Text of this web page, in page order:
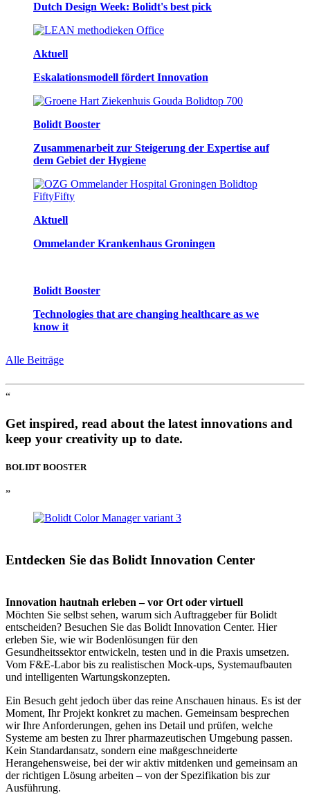
Dutch Design Week: Bolidt's best pick
Aktuell
Eskalationsmodell fördert Innovation
Bolidt Booster
Zusammenarbeit zur Steigerung der Expertise auf
dem Gebiet der Hygiene
Aktuell
Ommelander Krankenhaus Groningen
Bolidt Booster
Technologies that are changing healthcare as we
know it
Alle Beiträge
“
Get inspired, read about the latest innovations and
keep your creativity up to date.
BOLIDT BOOSTER
”
Entdecken Sie das Bolidt Innovation Center
Innovation hautnah erleben – vor Ort oder virtuell
Möchten Sie selbst sehen, warum sich Auftraggeber für Bolidt
entscheiden? Besuchen Sie das Bolidt Innovation Center. Hier
erleben Sie, wie wir Bodenlösungen für den
Gesundheitssektor entwickeln, testen und in die Praxis umsetzen.
Vom F&E-Labor bis zu realistischen Mock-ups, Systemaufbauten
und intelligenten Wartungskonzepten.
Ein Besuch geht jedoch über das reine Anschauen hinaus. Es ist der
Moment, Ihr Projekt konkret zu machen. Gemeinsam besprechen
wir Ihre Anforderungen, gehen ins Detail und prüfen, welche
Systeme am besten zu Ihrer pharmazeutischen Umgebung passen.
Kein Standardansatz, sondern eine maßgeschneiderte
Herangehensweise, bei der wir aktiv mitdenken und gemeinsam an
der richtigen Lösung arbeiten – von der Spezifikation bis zur
Ausführung.